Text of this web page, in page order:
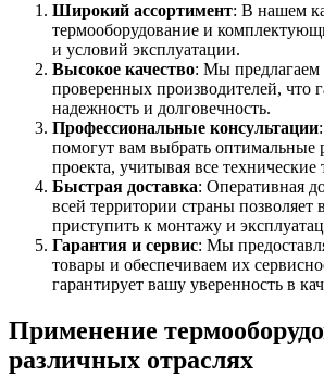
Широкий ассортимент: В нашем
термооборудование и
и условий эксплуатации.
Высокое качество: Мы
проверенных производителей, что
надежность и долговечность.
Профессиональные консультации
помогут вам выбрать оптимальные
проекта, учитывая все технические
Быстрая доставка: Оперативная
всей территории страны позволяет
приступить к монтажу и
Гарантия и сервис: Мы
товары и обеспечиваем их
гарантирует вашу уверенность в
Применение
различных отраслях